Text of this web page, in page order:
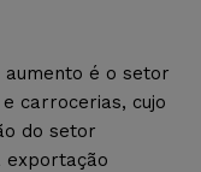
é o setor
carrocerias, cujo
do setor
exportação